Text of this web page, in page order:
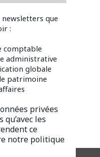
newsletters que
:
comptable
administrative
globale
patrimoine
privées
les
ce
notre politique